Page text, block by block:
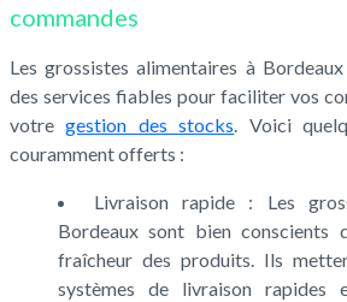
commandes
Les grossistes alimentaires à
des services fiables pour faciliter vos
votregestion des stocks. Voici
couramment offerts :
Livraison rapide : Les
Bordeaux sont bien conscients
fraîcheur des produits. Ils
systèmes de livraison rapides